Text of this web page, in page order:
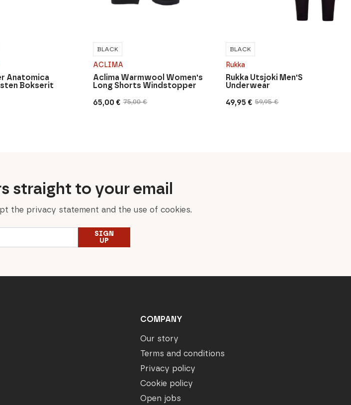
Anatomica
Bokserit
ACLIMA
75,00€
Original
65,00 €
Current
Aclima Warmwool Women's
Long Shorts Windstopper
BLACK
Rukka
59,95€
Original
49,95 €
Current
Rukka Utsjoki Men'S
Underwear
BLACK
straight to your email
the privacy statement and the use of cookies.
SIGN
UP
COMPANY
Our story
Terms and conditions
Privacy policy
Cookie policy
Open jobs